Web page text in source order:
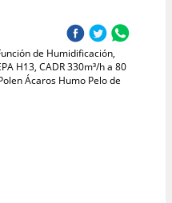
de Humidificación,
H13, CADR 330m³/h a 80
Ácaros Humo Pelo de